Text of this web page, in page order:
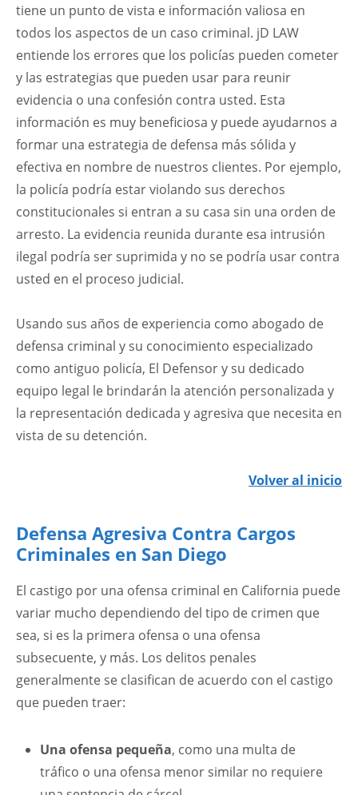
tiene un punto de vista e información valiosa en
todos los aspectos de un caso criminal. jD LAW
entiende los errores que los policías pueden cometer
y las estrategias que pueden usar para reunir
evidencia o una confesión contra usted. Esta
información es muy beneficiosa y puede ayudarnos a
formar una estrategia de defensa más sólida y
efectiva en nombre de nuestros clientes. Por ejemplo,
la policía podría estar violando sus derechos
constitucionales si entran a su casa sin una orden de
arresto. La evidencia reunida durante esa intrusión
ilegal podría ser suprimida y no se podría usar contra
usted en el proceso judicial.
Usando sus años de experiencia como abogado de
defensa criminal y su conocimiento especializado
como antiguo policía, El Defensor y su dedicado
equipo legal le brindarán la atención personalizada y
la representación dedicada y agresiva que necesita en
vista de su detención.
Volver al inicio
Defensa Agresiva Contra Cargos
Criminales en San Diego
El castigo por una ofensa criminal en California puede
variar mucho dependiendo del tipo de crimen que
sea, si es la primera ofensa o una ofensa
subsecuente, y más. Los delitos penales
generalmente se clasifican de acuerdo con el castigo
que pueden traer:
Una ofensa pequeña, como una multa de
tráfico o una ofensa menor similar no requiere